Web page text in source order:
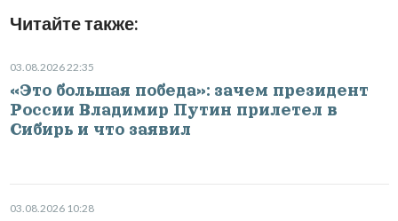
Читайте также:
03.08.2026 22:35
«Это большая победа»: зачем президент
России Владимир Путин прилетел в
Сибирь и что заявил
03.08.2026 10:28